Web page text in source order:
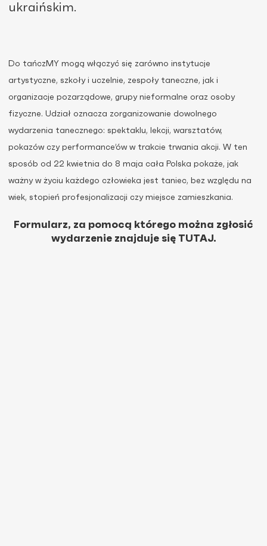
ukraińskim.
Do tańczMY mogą włączyć się zarówno instytucje
artystyczne, szkoły i uczelnie, zespoły taneczne, jak i
organizacje pozarządowe, grupy nieformalne oraz osoby
fizyczne. Udział oznacza zorganizowanie dowolnego
wydarzenia tanecznego: spektaklu, lekcji, warsztatów,
pokazów czy performance’ów w trakcie trwania akcji. W ten
sposób od 22 kwietnia do 8 maja cała Polska pokaże, jak
ważny w życiu każdego człowieka jest taniec, bez względu na
wiek, stopień profesjonalizacji czy miejsce zamieszkania.
Formularz, za pomocą którego można zgłosić
wydarzenie znajduje się TUTAJ.